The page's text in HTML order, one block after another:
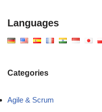
Languages
Categories
Agile & Scrum